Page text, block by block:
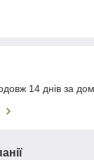
14 днів за